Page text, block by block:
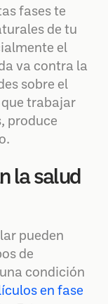
fases te
de tu
el
va contra la
sobre el
trabajar
produce
la salud
pueden
de
condición
en fase